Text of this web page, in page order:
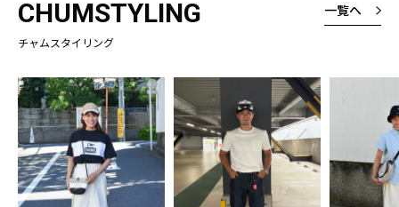
CHUMSTYLING
チャムスタイリング
一覧へ